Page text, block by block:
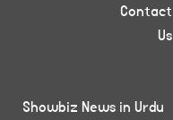
Contact
Us
Showbiz News in Urdu